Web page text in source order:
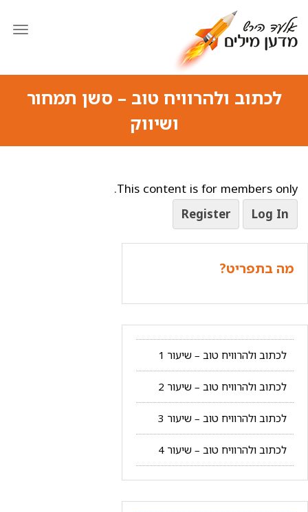
לכתוב ולהרוויח טוב – סשן תמחור
ושיווק
This content is for members only.
Log In
Register
מה בתפריט?
לכתוב ולהרוויח טוב – שיעור 1
לכתוב ולהרוויח טוב – שיעור 2
לכתוב ולהרוויח טוב – שיעור 3
לכתוב ולהרוויח טוב – שיעור 4